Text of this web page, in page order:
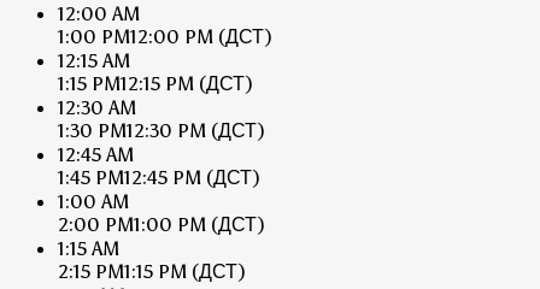
12:00 AM
1:00 PM12:00 PM (ДСТ)
12:15 AM
1:15 PM12:15 PM (ДСТ)
12:30 AM
1:30 PM12:30 PM (ДСТ)
12:45 AM
1:45 PM12:45 PM (ДСТ)
1:00 AM
2:00 PM1:00 PM (ДСТ)
1:15 AM
2:15 PM1:15 PM (ДСТ)